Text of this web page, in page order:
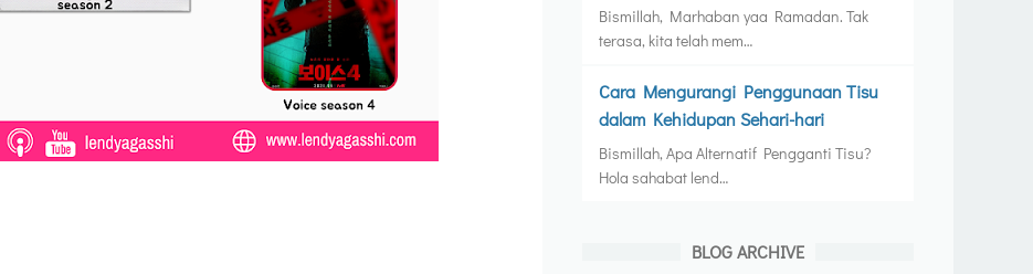
Bismillah, Marhaban yaa Ramadan. Tak
terasa, kita telah mem…
Cara Mengurangi Penggunaan Tisu
dalam Kehidupan Sehari-hari
Bismillah, Apa Alternatif Pengganti Tisu?
Hola sahabat lend…
BLOG ARCHIVE